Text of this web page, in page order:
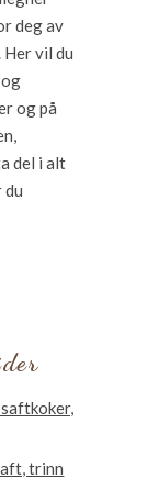
deg av
vil du
og på
del i alt
du
trinn